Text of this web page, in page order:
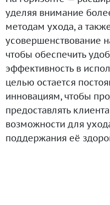
уделяя внимание
методам ухода, а
усовершенствование
чтобы обеспечить
эффективность в
целью остается
инновациям, чтобы
предоставлять
возможности для
поддержания её